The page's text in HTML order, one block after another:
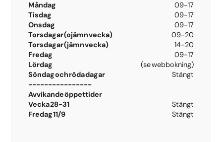
Måndag
09-17
Tisdag
09-17
Onsdag
09-17
Torsdagar (ojämn vecka)
09-20
Torsdagar (jämn vecka)
14-20
Fredag
09-17
Lördag
(se webbokning)
Söndag och röda dagar
Stängt
----------------
Avvikande öppettider
Vecka 28-31
Stängt
Fredag 11/9
Stängt